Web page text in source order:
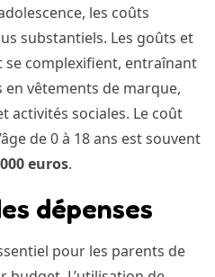
les coûts
substantiels. Les goûts et
se complexifient, entraînant
en vêtements de marque,
activités sociales. Le coût
de 0 à 18 ans est souvent
euros.
dépenses
pour les parents de